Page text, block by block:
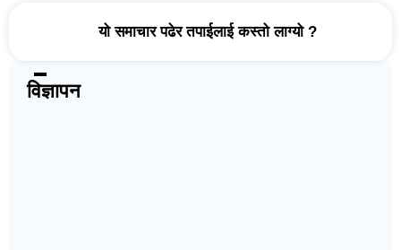
विज्ञापन
यो समाचार पढेर तपाईलाई कस्तो लाग्यो ?